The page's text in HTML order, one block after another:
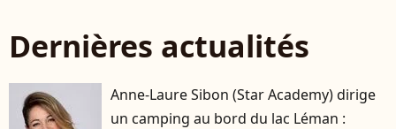
Dernières actualités
Anne-Laure Sibon (Star Academy) dirige
un camping au bord du lac Léman :